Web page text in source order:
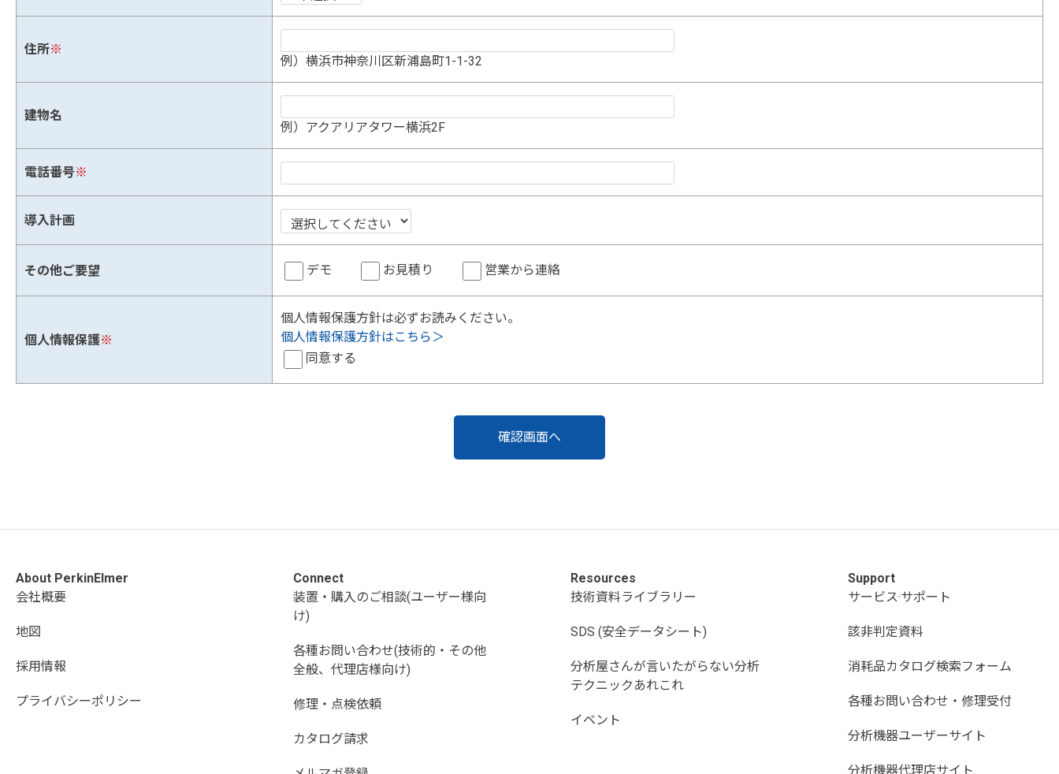
住所※
例）横浜市神奈川区新浦島町1-1-32
建物名
例）アクアリアタワー横浜2F
電話番号※
導入計画
その他ご要望 デモ お見積り 営業から連絡
個人情報保護※
個人情報保護方針は必ずお読みください。
個人情報保護方針はこちら＞
同意する
About PerkinElmer
会社概要
地図
採用情報
プライバシーポリシー
Connect
装置・購入のご相談(ユーザー様向
け)
各種お問い合わせ(技術的・その他
全般、代理店様向け)
修理・点検依頼
カタログ請求
Resources
技術資料ライブラリー
SDS (安全データシート)
分析屋さんが言いたがらない分析
テクニックあれこれ
イベント
Support
サービス·サポート
該非判定資料
消耗品カタログ検索フォーム
各種お問い合わせ・修理受付
分析機器ユーザーサイト
分析機器代理店サイト